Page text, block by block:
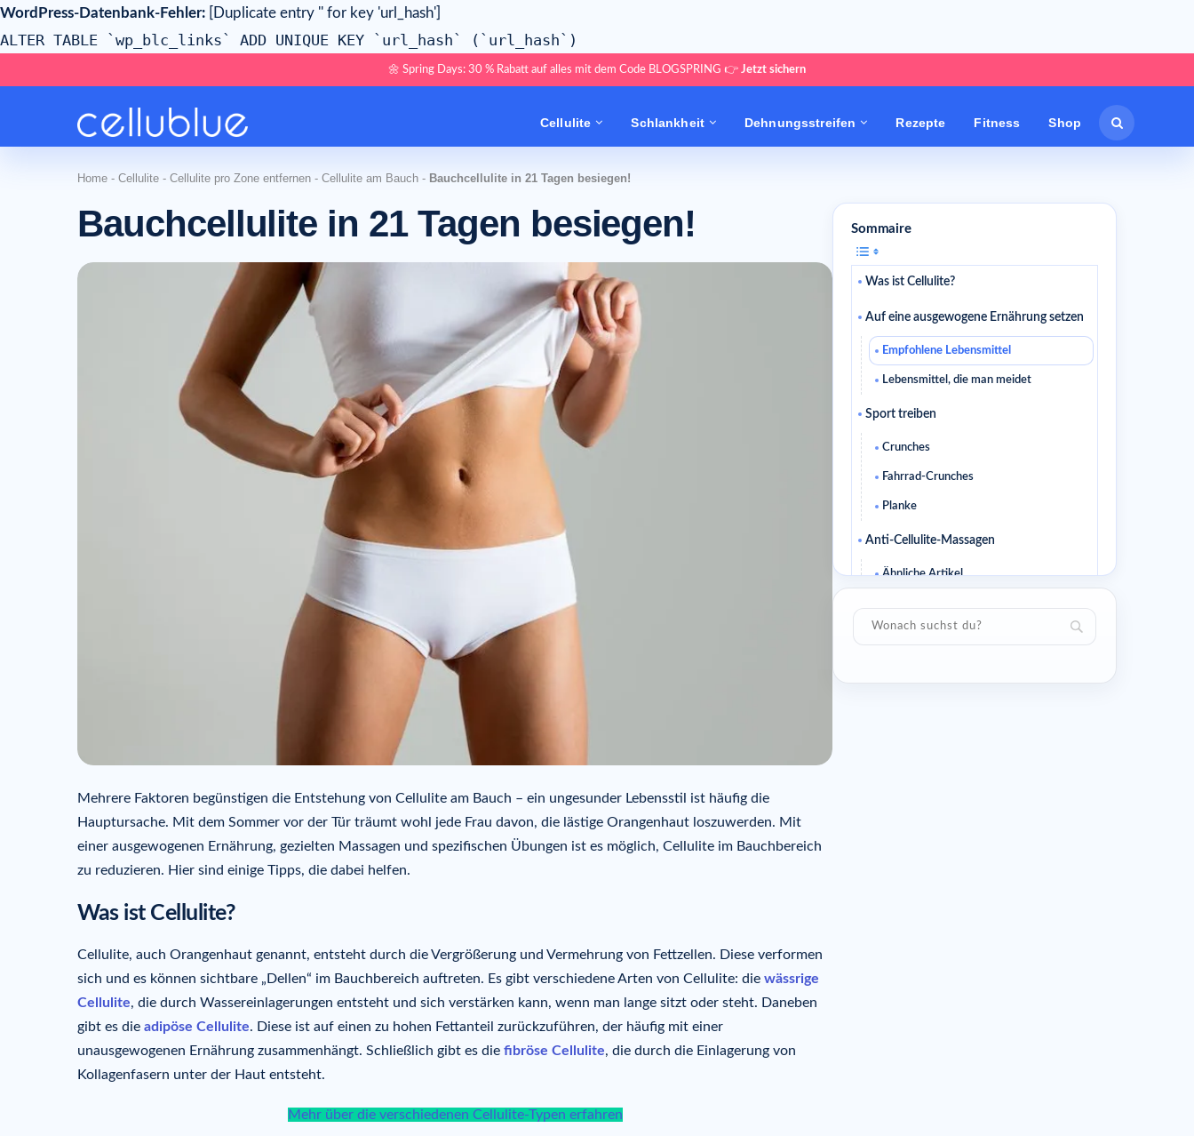
WordPress-Datenbank-Fehler: [Duplicate entry '' for key 'url_hash']
ALTER TABLE `wp_blc_links` ADD UNIQUE KEY `url_hash` (`url_hash`)
🌼 Spring Days: 30 % Rabatt auf alles mit dem Code BLOGSPRING 👉 Jetzt sichern
Cellulite Schlankheit Dehnungsstreifen Rezepte Fitness Shop
Home - Cellulite - Cellulite pro Zone entfernen - Cellulite am Bauch - Bauchcellulite in 21 Tagen besiegen!
Bauchcellulite in 21 Tagen besiegen!
Mehrere Faktoren begünstigen die Entstehung von Cellulite am Bauch – ein ungesunder Lebensstil ist häufig die
Hauptursache. Mit dem Sommer vor der Tür träumt wohl jede Frau davon, die lästige Orangenhaut loszuwerden. Mit
einer ausgewogenen Ernährung, gezielten Massagen und spezifischen Übungen ist es möglich, Cellulite im Bauchbereich
zu reduzieren. Hier sind einige Tipps, die dabei helfen.
Was ist Cellulite?
Cellulite, auch Orangenhaut genannt, entsteht durch die Vergrößerung und Vermehrung von Fettzellen. Diese verformen
sich und es können sichtbare „Dellen“ im Bauchbereich auftreten. Es gibt verschiedene Arten von Cellulite: die wässrige
Cellulite, die durch Wassereinlagerungen entsteht und sich verstärken kann, wenn man lange sitzt oder steht. Daneben
gibt es die adipöse Cellulite. Diese ist auf einen zu hohen Fettanteil zurückzuführen, der häufig mit einer
unausgewogenen Ernährung zusammenhängt. Schließlich gibt es die fibröse Cellulite, die durch die Einlagerung von
Kollagenfasern unter der Haut entsteht.
Mehr über die verschiedenen Cellulite-Typen erfahren
Sommaire
Was ist Cellulite?
Auf eine ausgewogene Ernährung setzen
Empfohlene Lebensmittel
Lebensmittel, die man meidet
Sport treiben
Crunches
Fahrrad-Crunches
Planke
Anti-Cellulite-Massagen
Ähnliche Artikel